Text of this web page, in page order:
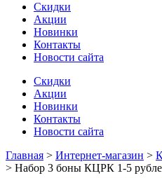
Скидки
Акции
Новинки
Контакты
Новости сайта
Скидки
Акции
Новинки
Контакты
Новости сайта
Главная > Интернет-магазин >
> Набор 3 боны КЦРК 1-5